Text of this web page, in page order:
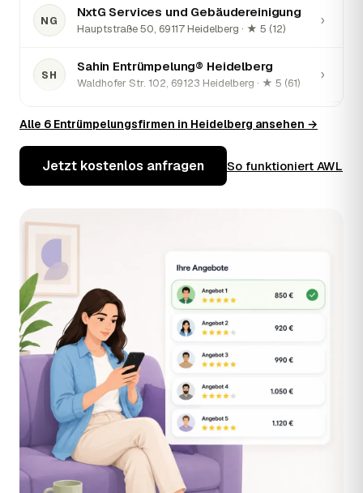
NG
NxtG Services und Gebäudereinigung
Hauptstraße 50, 69117 Heidelberg · ★ 5 (12)
›
SH
Sahin Entrümpelung® Heidelberg
Waldhofer Str. 102, 69123 Heidelberg · ★ 5 (61)
›
WA
Wir Räumen Alles
Alle 6 Entrümpelungsfirmen in Heidelberg ansehen →
Jetzt kostenlos anfragen So funktioniert AWL